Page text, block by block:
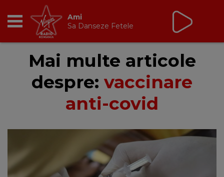
RADIO
BREAKFAST
HOT 30
Trebuie
cu Valeriu Șerban
Mai multe articole
despre: vaccinare
anti-covid